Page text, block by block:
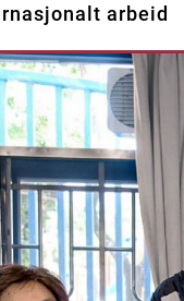
arbeid